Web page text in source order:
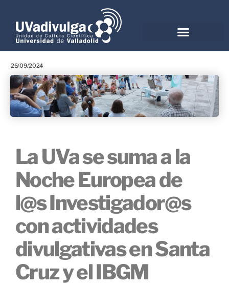
26/09/2024
La UVa se suma a la
Noche Europea de
l@s Investigador@s
con actividades
divulgativas en Santa
Cruz y el IBGM